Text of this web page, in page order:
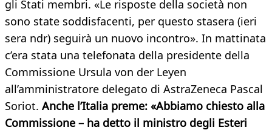
gli Stati membri. «Le risposte della società non
sono state soddisfacenti, per questo stasera (ieri
sera ndr) seguirà un nuovo incontro». In mattinata
c’era stata una telefonata della presidente della
Commissione Ursula von der Leyen
all’amministratore delegato di AstraZeneca Pascal
Soriot. Anche l’Italia preme: «Abbiamo chiesto alla
Commissione – ha detto il ministro degli Esteri